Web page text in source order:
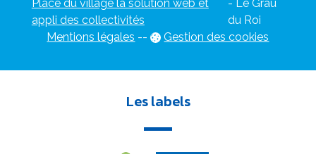
Place du village la solution web et
appli des collectivités
- Le Grau
du Roi
Mentions légales -- Gestion des cookies
Les labels